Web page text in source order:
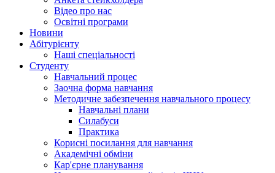
Відео про нас
Освітні програми
Hовини
Абітурієнту
Наші спеціальності
Студенту
Навчальний процес
Заочна форма навчання
Методичне забезпечення навчального процесу
Навчальні плани
Силабуси
Практика
Корисні посилання для навчання
Академічні обміни
Кар'єрне планування